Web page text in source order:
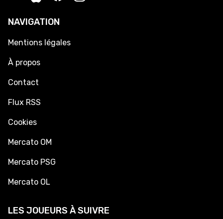
NAVIGATION
Mentions légales
À propos
Contact
Flux RSS
Cookies
Mercato OM
Mercato PSG
Mercato OL
LES JOUEURS À SUIVRE